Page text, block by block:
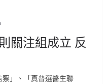
關注組成立 反
」、「真普選醫生聯